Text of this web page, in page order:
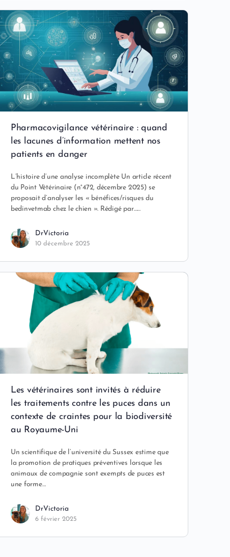
Pharmacovigilance vétérinaire : quand
les lacunes d’information mettent nos
patients en danger
L’histoire d’une analyse incomplète Un article récent
du Point Vétérinaire (n°472, décembre 2025) se
proposait d’analyser les « bénéfices/risques du
bedinvetmab chez le chien ». Rédigé par……
DrVictoria
10 décembre 2025
Les vétérinaires sont invités à réduire
les traitements contre les puces dans un
contexte de craintes pour la biodiversité
au Royaume-Uni
Un scientifique de l’université du Sussex estime que
la promotion de pratiques préventives lorsque les
animaux de compagnie sont exempts de puces est
une forme…
DrVictoria
6 février 2025